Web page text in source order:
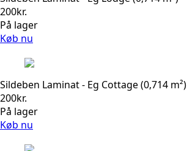
200kr.
På lager
Køb nu
Sildeben Laminat - Eg Cottage (0,714 m²)
200kr.
På lager
Køb nu